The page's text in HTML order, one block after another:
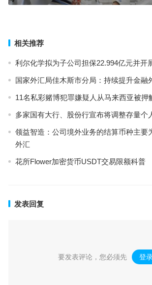
近期外汇市场大事件
相关推荐
利尔化学拟为子公司担保22.994亿元并开
国家外汇局佳木斯市分局：持续提升金融
11名私彩赌博犯罪嫌疑人从马来西亚被押
多家国有大行、股份行宣布将调整存量个
领益智造：公司境外业务的结算币种主要
外汇
花所Flower加密货币USDT交易限额科普
发表回复
要发表评论，您必须先 登